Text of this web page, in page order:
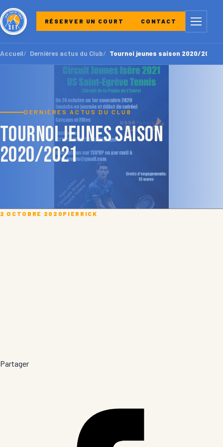
RÉSERVER UN COURT CONTACT Menu
Accueil Dernières actus du Club Tournoi jeunes saison 2020/2021
DERNIÈRES ACTUS DU CLUB
Tournoi jeunes saison
2020/2021
2 OCTOBRE 2020 PIERRICK
Partager